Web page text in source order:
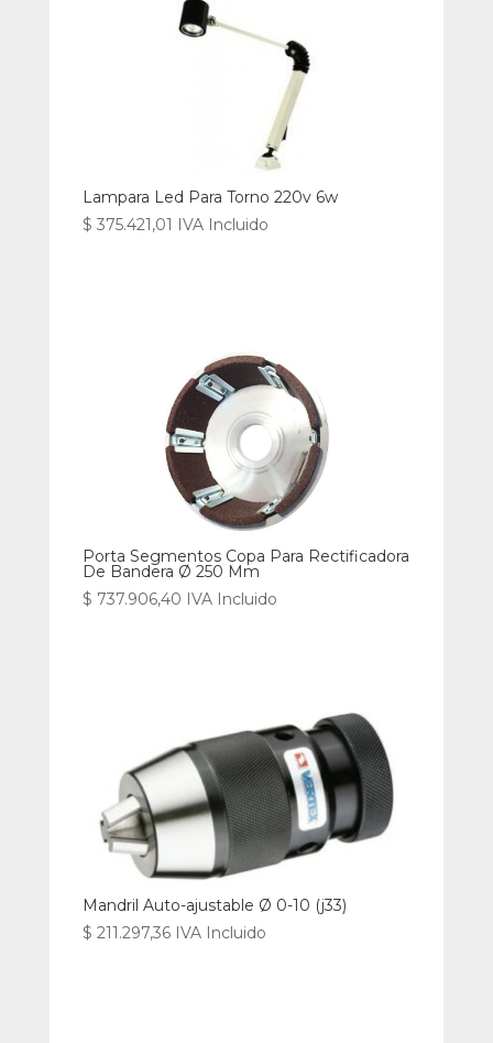
Lampara Led Para Torno 220v 6w
$ 375.421,01 IVA Incluido
Porta Segmentos Copa Para Rectificadora
De Bandera Ø 250 Mm
$ 737.906,40 IVA Incluido
Mandril Auto-ajustable Ø 0-10 (j33)
$ 211.297,36 IVA Incluido